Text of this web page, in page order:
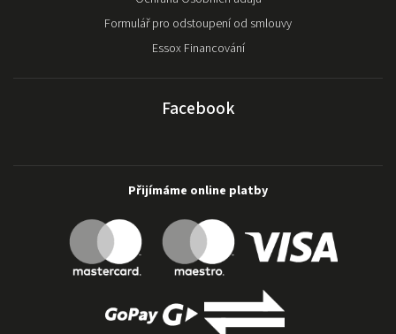
Formulář pro odstoupení od smlouvy
Essox Financování
Facebook
Přijímáme online platby